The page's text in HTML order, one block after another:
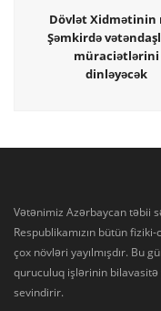
Dövlət Xidmətinin
Şəmkirdə
müraciətlərini
dinləyəcək
Vətənimiz Azərbaycan təbii
Respublikamızın bütün
çox növləri yayılmışdır. Bu
quruculuq işlərinin
sevindirir.